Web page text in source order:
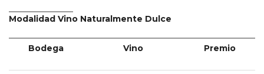
Modalidad Vino Naturalmente Dulce
Bodega Vino Premio